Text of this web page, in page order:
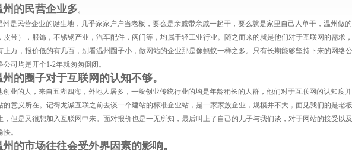
的民营企业多。
州是民营企业的诞生地，几乎家家户户当老板，要么是亲戚带亲戚一起干，要么就是家里自己人单干，温州做
皮带），服饰，不锈钢产业，汽车配件，阀门等，均属于轻工业行业。随之而来的就是他们对于互联网的需求
上万，报价低的有几百，别看温州圈子小，做网站的企业那是像蚂蚁一样之多。只有长期能够坚持下来的网络
司均是开个1-2年就匆匆倒闭。
的圈子对于互联网的认知不够。
创业的人，来自五湖四海，外地人居多，一般创业传统行业的均是年龄稍长的人群，他们对于互联网的认知度
的意义所在。记得龙诚互联之前去谈一个建站的标准企业站，是一家家族企业，规模并不大，面见我们的是老板
，但是又很想加入互联网中来。面对报价也是一无所知，最后叫上了自己的儿子与我们谈，对于网站的接受以
。
的市场往往会受外界因素的影响。